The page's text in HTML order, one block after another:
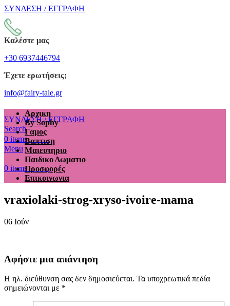
ΣΥΝΔΕΣΗ / ΕΓΓΡΑΦΗ
Καλέστε μας
+30 6937446794
Έχετε ερωτήσεις;
info@fairy-tale.gr
ΣΥΝΔΕΣΗ / ΕΓΓΡΑΦΗ
Search
0 items €0.00
Menu
0 items €0.00
Αρχικη
By Sophy
Γαμος
Βαπτιση
Μαιευτηριο
Παιδικο Δωματιο
Προσφορές
Επικοινωνια
vraxiolaki-strog-xryso-ivoire-mama
06 Ιούν
Αφήστε μια απάντηση
Η ηλ. διεύθυνση σας δεν δημοσιεύεται. Τα υποχρεωτικά πεδία
σημειώνονται με *